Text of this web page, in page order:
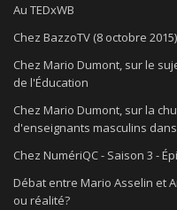
Au TEDxWB
Chez BazzoTV (8 octobre 2015)
Chez Mario Dumont, sur le
de l'Éducation
Chez Mario Dumont, sur la
d'enseignants masculins
Chez NumériQC - Saison 3 -
Débat entre Mario Asselin et
ou réalité?